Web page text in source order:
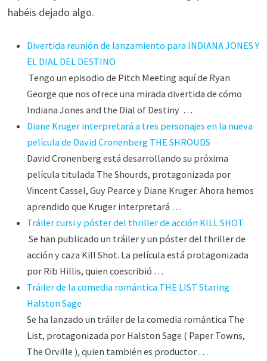
habéis dejado algo.
Divertida reunión de lanzamiento para INDIANA JONES Y
EL DIAL DEL DESTINO
Tengo un episodio de Pitch Meeting aquí de Ryan
George que nos ofrece una mirada divertida de cómo
Indiana Jones and the Dial of Destiny …
Diane Kruger interpretará a tres personajes en la nueva
película de David Cronenberg THE SHROUDS
David Cronenberg está desarrollando su próxima
película titulada The Shourds, protagonizada por
Vincent Cassel, Guy Pearce y Diane Kruger. Ahora hemos
aprendido que Kruger interpretará …
Tráiler cursi y póster del thriller de acción KILL SHOT
Se han publicado un tráiler y un póster del thriller de
acción y caza Kill Shot. La película está protagonizada
por Rib Hillis, quien coescribió …
Tráiler de la comedia romántica THE LIST Staring
Halston Sage
Se ha lanzado un tráiler de la comedia romántica The
List, protagonizada por Halston Sage ( Paper Towns,
The Orville ), quien también es productor …